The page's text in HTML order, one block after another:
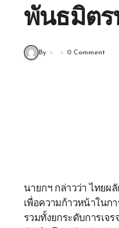
พันธมิตร
By 0 Comment
นายกฯ กล่าวว่า ไทยผ
เพื่อความก้าวหน้าในก
รวมทั้งยกระดับการเจ